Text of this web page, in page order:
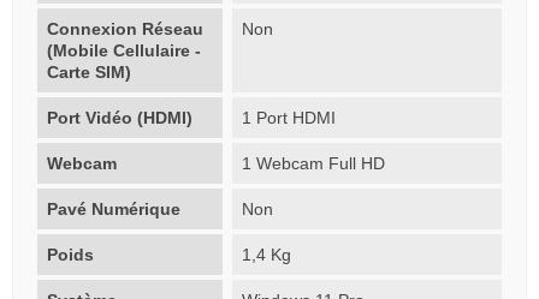
Connexion Réseau
(Mobile Cellulaire -
Carte SIM)
Non
Port Vidéo (HDMI) 1 Port HDMI
Webcam 1 Webcam Full HD
Pavé Numérique Non
Poids 1,4 Kg